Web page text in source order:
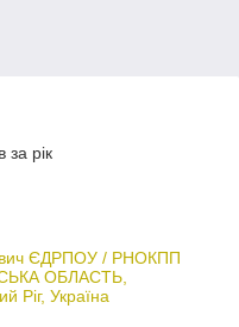
за рік
ЄДРПОУ / РНОКПП
ОБЛАСТЬ,
Україна